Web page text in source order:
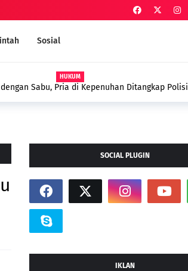
Sosial
AGAMA
Polsek Kepenuhan dalam Penanggulangan
SOCIAL PLUGIN
IKLAN